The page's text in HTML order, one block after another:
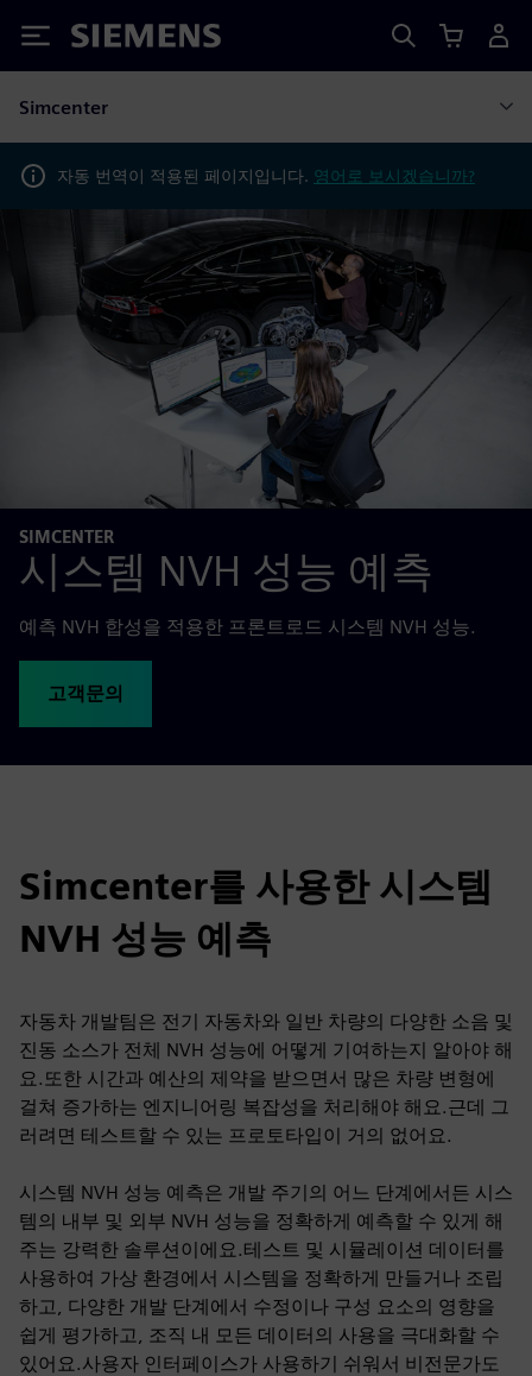
Siemens
Simcenter
자동 번역이 적용된 페이지입니다. 영어로 보시겠습니까?
SIMCENTER
시스템 NVH 성능 예측
예측 NVH 합성을 적용한 프론트로드 시스템 NVH 성능.
고객문의
Simcenter를 사용한 시스템
NVH 성능 예측
자동차 개발팀은 전기 자동차와 일반 차량의 다양한 소음 및
진동 소스가 전체 NVH 성능에 어떻게 기여하는지 알아야 해
요.또한 시간과 예산의 제약을 받으면서 많은 차량 변형에
걸쳐 증가하는 엔지니어링 복잡성을 처리해야 해요.근데 그
러려면 테스트할 수 있는 프로토타입이 거의 없어요.
시스템 NVH 성능 예측은 개발 주기의 어느 단계에서든 시스
템의 내부 및 외부 NVH 성능을 정확하게 예측할 수 있게 해
주는 강력한 솔루션이에요.테스트 및 시뮬레이션 데이터를
사용하여 가상 환경에서 시스템을 정확하게 만들거나 조립
하고, 다양한 개발 단계에서 수정이나 구성 요소의 영향을
쉽게 평가하고, 조직 내 모든 데이터의 사용을 극대화할 수
있어요.사용자 인터페이스가 사용하기 쉬워서 비전문가도